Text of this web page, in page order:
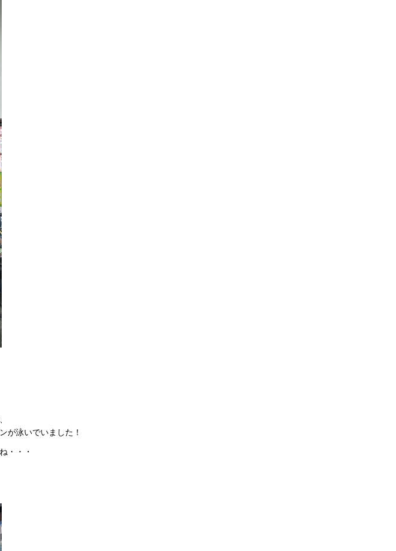
が泳いでいました！
・・・